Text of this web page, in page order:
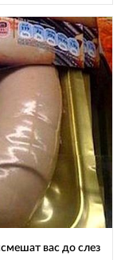
вас до слез